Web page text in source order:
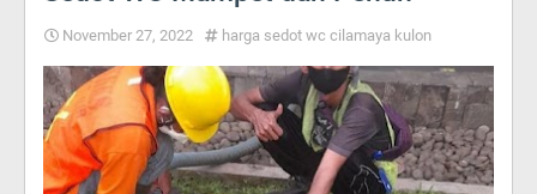
November 27, 2022 harga sedot wc cilamaya kulon